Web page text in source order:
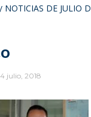
/ NOTICIAS DE JULIO
julio, 2018